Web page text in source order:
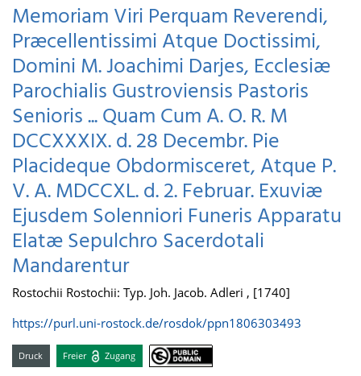
Memoriam Viri Perquam Reverendi,
Præcellentissimi Atque Doctissimi,
Domini M. Joachimi Darjes, Ecclesiæ
Parochialis Gustroviensis Pastoris
Senioris ... Quam Cum A. O. R. M
DCCXXXIX. d. 28 Decembr. Pie
Placideque Obdormisceret, Atque P.
V. A. MDCCXL. d. 2. Februar. Exuviæ
Ejusdem Solenniori Funeris Apparatu
Elatæ Sepulchro Sacerdotali
Mandarentur
Rostochii Rostochii: Typ. Joh. Jacob. Adleri , [1740]
https://purl.uni-rostock.de/rosdok/ppn1806303493
Druck Freier Zugang